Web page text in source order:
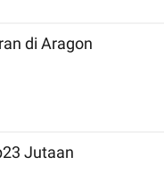
di Aragon
Jutaan